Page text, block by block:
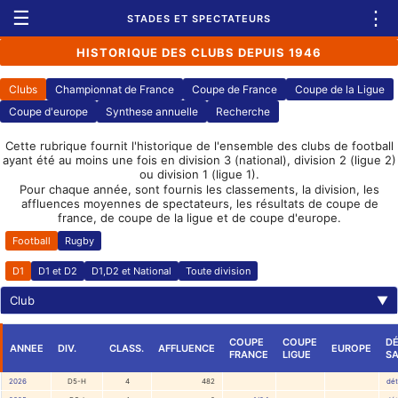
☰ STADES ET SPECTATEURS ⋮
HISTORIQUE DES CLUBS DEPUIS 1946
Clubs Championnat de France Coupe de France
Coupe de la Ligue
Coupe d'europe
Synthese annuelle Recherche
Cette rubrique fournit l'historique de l'ensemble des clubs de football
ayant été au moins une fois en division 3 (national), division 2 (ligue 2)
ou division 1 (ligue 1).
Pour chaque année, sont fournis les classements, la division, les
affluences moyennes de spectateurs, les résultats de coupe de
france, de coupe de la ligue et de coupe d'europe.
Football Rugby
D1 D1 et D2 D1,D2 et National Toute division
Club ▼
ANNEE DIV. CLASS. AFFLUENCE
COUPE
FRANCE
COUPE
LIGUE
EUROPE
2026 D5-H 4 482